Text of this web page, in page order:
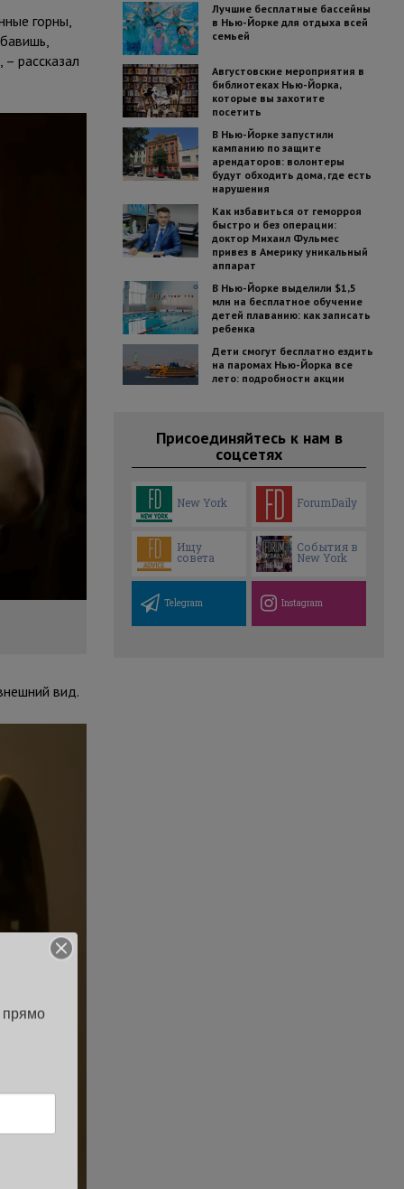
горны,
рассказал
вид.
Лучшие бесплатные бассейны
в Нью-Йорке для отдыха всей
семьей
Августовские мероприятия в
библиотеках Нью-Йорка,
которые вы захотите
посетить
В Нью-Йорке запустили
кампанию по защите
арендаторов: волонтеры
будут обходить дома, где есть
нарушения
Как избавиться от геморроя
быстро и без операции:
доктор Михаил Фульмес
привез в Америку уникальный
аппарат
В Нью-Йорке выделили $1,5
млн на бесплатное обучение
детей плаванию: как записать
ребенка
Дети смогут бесплатно ездить
на паромах Нью-Йорка все
лето: подробности акции
Присоединяйтесь к нам в
соцсетях
New York ForumDaily
Ищу
совета
События в
New York
Telegram Instagram
прямо